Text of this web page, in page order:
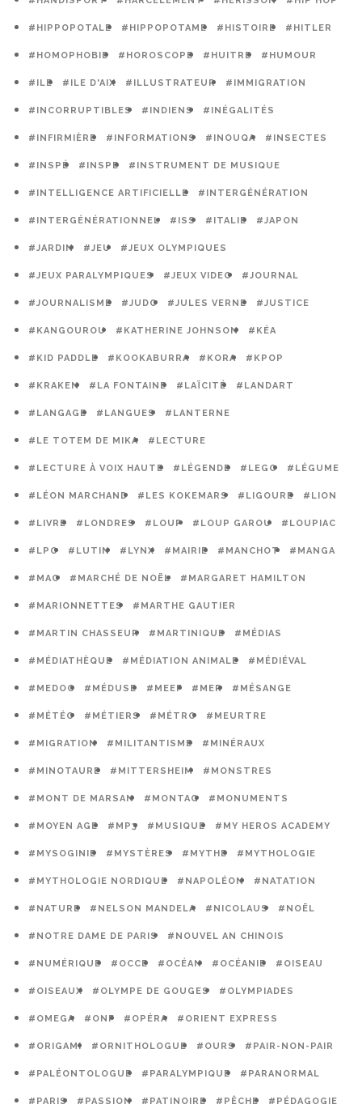
#HIPPOPOTALE #HIPPOPOTAME #HISTOIRE #HITLER
#HOMOPHOBIE #HOROSCOPE #HUITRE #HUMOUR
#ILE #ILE D'AIX #ILLUSTRATEUR #IMMIGRATION
#INCORRUPTIBLES #INDIENS #INÉGALITÉS
#INFIRMIÈRE #INFORMATIONS #INOUQA #INSECTES
#INSPÉ #INSPE #INSTRUMENT DE MUSIQUE
#INTELLIGENCE ARTIFICIELLE #INTERGÉNÉRATION
#INTERGÉNÉRATIONNEL #ISS #ITALIE #JAPON
#JARDIN #JEU #JEUX OLYMPIQUES
#JEUX PARALYMPIQUES #JEUX VIDEO #JOURNAL
#JOURNALISME #JUDO #JULES VERNE #JUSTICE
#KANGOUROU #KATHERINE JOHNSON #KÉA
#KID PADDLE #KOOKABURRA #KORA #KPOP
#KRAKEN #LA FONTAINE #LAÏCITÉ #LANDART
#LANGAGE #LANGUES #LANTERNE
#LE TOTEM DE MIKA #LECTURE
#LECTURE À VOIX HAUTE #LÉGENDE #LEGO #LÉGUME
#LÉON MARCHAND #LES KOKEMARS #LIGOURE #LION
#LIVRE #LONDRES #LOUP #LOUP GAROU #LOUPIAC
#LPO #LUTIN #LYNX #MAIRIE #MANCHOT #MANGA
#MAO #MARCHÉ DE NOËL #MARGARET HAMILTON
#MARIONNETTES #MARTHE GAUTIER
#MARTIN CHASSEUR #MARTINIQUE #MÉDIAS
#MÉDIATHÈQUE #MÉDIATION ANIMALE #MÉDIÉVAL
#MEDOC #MÉDUSE #MEEF #MER #MÉSANGE
#MÉTÉO #MÉTIERS #MÉTRO #MEURTRE
#MIGRATION #MILITANTISME #MINÉRAUX
#MINOTAURE #MITTERSHEIM #MONSTRES
#MONT DE MARSAN #MONTAG #MONUMENTS
#MOYEN AGE #MP3 #MUSIQUE #MY HEROS ACADEMY
#MYSOGINIE #MYSTÈRES #MYTHE #MYTHOLOGIE
#MYTHOLOGIE NORDIQUE #NAPOLÉON #NATATION
#NATURE #NELSON MANDELA #NICOLAUS #NOËL
#NOTRE DAME DE PARIS #NOUVEL AN CHINOIS
#NUMÉRIQUE #OCCE #OCÉAN #OCÉANIE #OISEAU
#OISEAUX #OLYMPE DE GOUGES #OLYMPIADES
#OMEGA #ONF #OPÉRA #ORIENT EXPRESS
#ORIGAMI #ORNITHOLOGUE #OURS #PAIR-NON-PAIR
#PALÉONTOLOGUE #PARALYMPIQUE #PARANORMAL
#PARIS #PASSION #PATINOIRE #PÊCHE #PÉDAGOGIE